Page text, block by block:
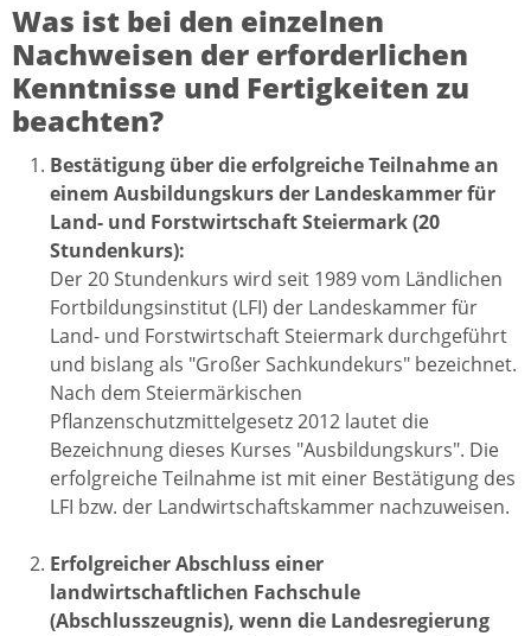
Was ist bei den einzelnen
Nachweisen der erforderlichen
Kenntnisse und Fertigkeiten zu
beachten?
Bestätigung über die erfolgreiche Teilnahme an
einem Ausbildungskurs der Landeskammer für
Land- und Forstwirtschaft Steiermark (20
Stundenkurs):
Der 20 Stundenkurs wird seit 1989 vom Ländlichen
Fortbildungsinstitut (LFI) der Landeskammer für
Land- und Forstwirtschaft Steiermark durchgeführt
und bislang als "Großer Sachkundekurs" bezeichnet.
Nach dem Steiermärkischen
Pflanzenschutzmittelgesetz 2012 lautet die
Bezeichnung dieses Kurses "Ausbildungskurs". Die
erfolgreiche Teilnahme ist mit einer Bestätigung des
LFI bzw. der Landwirtschaftskammer nachzuweisen.
Erfolgreicher Abschluss einer
landwirtschaftlichen Fachschule
(Abschlusszeugnis), wenn die Landesregierung